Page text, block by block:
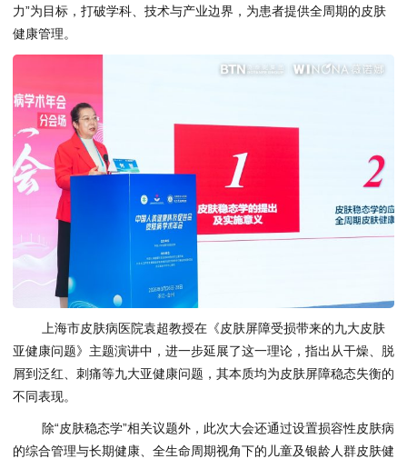
力”为目标，打破学科、技术与产业边界，为患者提供全周期的皮肤
健康管理。
上海市皮肤病医院袁超教授在《皮肤屏障受损带来的九大皮肤
亚健康问题》主题演讲中，进一步延展了这一理论，指出从干燥、脱
屑到泛红、刺痛等九大亚健康问题，其本质均为皮肤屏障稳态失衡的
不同表现。
除“皮肤稳态学”相关议题外，此次大会还通过设置损容性皮肤病
的综合管理与长期健康、全生命周期视角下的儿童及银龄人群皮肤健